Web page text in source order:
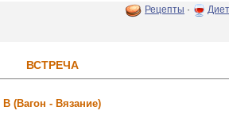
Рецепты ·
ВСТРЕЧА
В (Вагон - Вязание)